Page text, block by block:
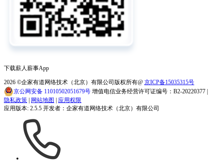
下载薪人薪事App
2026 ©企家有道网络技术（北京）有限公司版权所有@ 京ICP备15035315号
京公网安备 11010502051679号 增值电信业务经营许可证编号：B2-20220377 |
隐私政策
网站地图
应用权限
应用版本: 2.5.5 开发者：企家有道网络技术（北京）有限公司